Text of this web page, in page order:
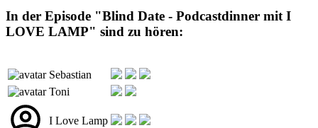
In der Episode "Blind Date - Podcastdinner mit I
LOVE LAMP" sind zu hören:
Sebastian
Toni
I Love Lamp